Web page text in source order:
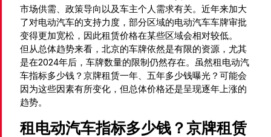
市场供需、政策导向以及车主个人需求有关。近年来加大
了对电动汽车的支持力度，部分区域的电动汽车车牌审批
变得更加宽松，因此租赁价格在某些区域会相对较低。
但从总体趋势来看，北京的车牌依然是有限的资源，尤其
是在2024年后，车牌数量的限制仍然存在。虽然租电动汽
车指标多少钱？京牌租赁一年、五年多少钱曝光？可能会
因为这些因素有所变化，但总体价格还是呈现逐年上涨的
趋势。
租电动汽车指标多少钱？京牌租赁